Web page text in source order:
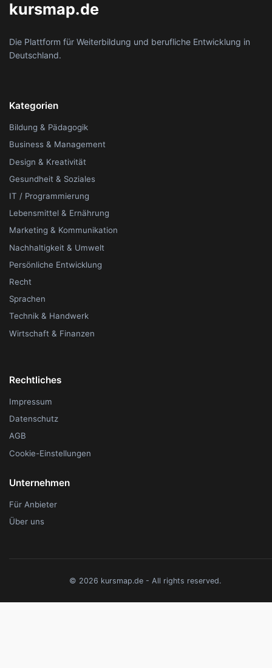
kursmap.de
Die Plattform für Weiterbildung und berufliche Entwicklung in
Deutschland.
Kategorien
Bildung & Pädagogik
Business & Management
Design & Kreativität
Gesundheit & Soziales
IT / Programmierung
Lebensmittel & Ernährung
Marketing & Kommunikation
Nachhaltigkeit & Umwelt
Persönliche Entwicklung
Recht
Sprachen
Technik & Handwerk
Wirtschaft & Finanzen
Rechtliches
Impressum
Datenschutz
AGB
Cookie-Einstellungen
Unternehmen
Für Anbieter
Über uns
© 2026 kursmap.de - All rights reserved.